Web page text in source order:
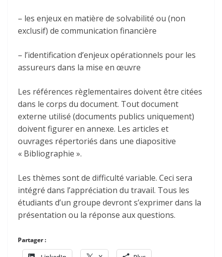
– les enjeux en matière de solvabilité ou (non
exclusif) de communication financière
– l’identification d’enjeux opérationnels pour les
assureurs dans la mise en œuvre
Les références règlementaires doivent être citées
dans le corps du document. Tout document
externe utilisé (documents publics uniquement)
doivent figurer en annexe. Les articles et
ouvrages répertoriés dans une diapositive
« Bibliographie ».
Les thèmes sont de difficulté variable. Ceci sera
intégré dans l’appréciation du travail. Tous les
étudiants d’un groupe devront s’exprimer dans la
présentation ou la réponse aux questions.
Partager :